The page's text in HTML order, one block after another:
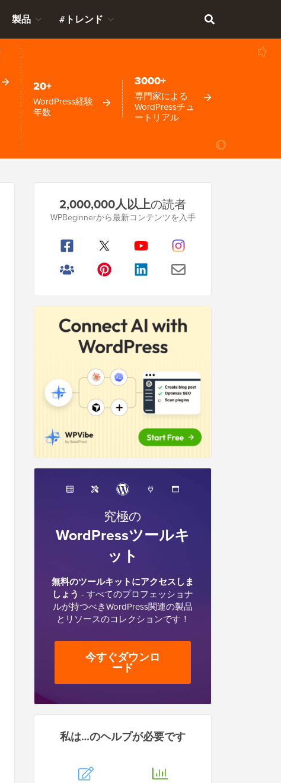
製品 #トレンド
20+
WordPress経験
年数
3000+
専門家による
WordPressチュ
ートリアル
サ
ー
2,000,000人以上の読者
WPBeginnerから最新コンテンツを入手
究極の
WordPressツールキ
ット
無料のツールキットにアクセスしま
しょう - すべてのプロフェッショナ
ルが持つべきWordPress関連の製品
とリソースのコレクションです！
今すぐダウンロ
ード
私は…のヘルプが必要です